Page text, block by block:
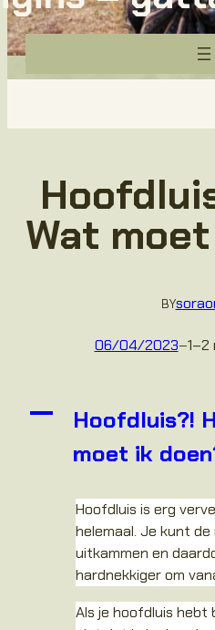
Wat
BY
06/04/2023—1–2
A
Hoofdluis?!
moet ik
Hoofdluis is erg
helemaal. Je kunt
uitkammen en
hardnekkiger om
Als je hoofdluis